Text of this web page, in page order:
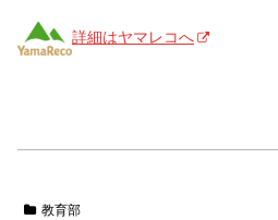
詳細はヤマレコへ
教育部